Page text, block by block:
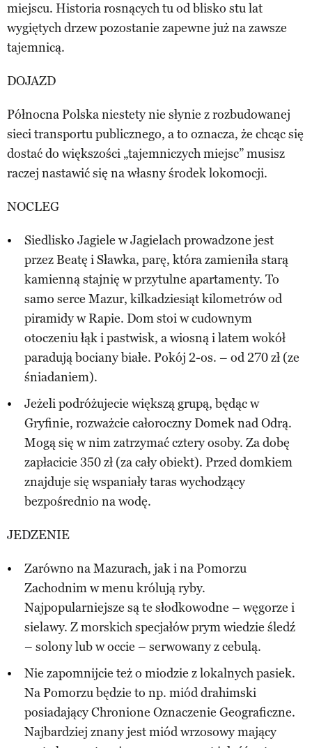
miejscu. Historia rosnących tu od blisko stu lat
wygiętych drzew pozostanie zapewne już na zawsze
tajemnicą.
DOJAZD
Północna Polska niestety nie słynie z rozbudowanej
sieci transportu publicznego, a to oznacza, że chcąc się
dostać do większości „tajemniczych miejsc” musisz
raczej nastawić się na własny środek lokomocji.
NOCLEG
Siedlisko Jagiele w Jagielach prowadzone jest
przez Beatę i Sławka, parę, która zamieniła starą
kamienną stajnię w przytulne apartamenty. To
samo serce Mazur, kilkadziesiąt kilometrów od
piramidy w Rapie. Dom stoi w cudownym
otoczeniu łąk i pastwisk, a wiosną i latem wokół
paradują bociany białe. Pokój 2-os. – od 270 zł (ze
śniadaniem).
Jeżeli podróżujecie większą grupą, będąc w
Gryfinie, rozważcie całoroczny Domek nad Odrą.
Mogą się w nim zatrzymać cztery osoby. Za dobę
zapłacicie 350 zł (za cały obiekt). Przed domkiem
znajduje się wspaniały taras wychodzący
bezpośrednio na wodę.
JEDZENIE
Zarówno na Mazurach, jak i na Pomorzu
Zachodnim w menu królują ryby.
Najpopularniejsze są te słodkowodne – węgorze i
sielawy. Z morskich specjałów prym wiedzie śledź
– solony lub w occie – serwowany z cebulą.
Nie zapomnijcie też o miodzie z lokalnych pasiek.
Na Pomorzu będzie to np. miód drahimski
posiadający Chronione Oznaczenie Geograficzne.
Najbardziej znany jest miód wrzosowy mający